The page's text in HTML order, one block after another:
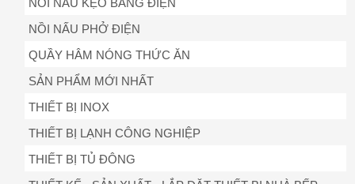
NỒI NẤU PHỞ ĐIỆN
QUẦY HÂM NÓNG THỨC ĂN
SẢN PHẨM MỚI NHẤT
THIẾT BỊ INOX
THIẾT BỊ LẠNH CÔNG NGHIỆP
THIẾT BỊ TỦ ĐÔNG